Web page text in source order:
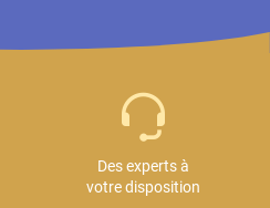
Des experts à
votre disposition